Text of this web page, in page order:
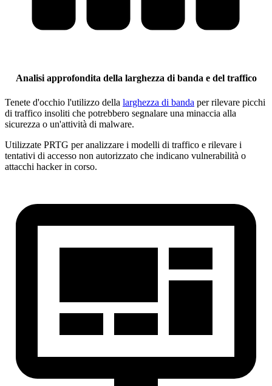
Analisi approfondita della larghezza di banda e del traffico
Tenete d'occhio l'utilizzo della larghezza di banda per rilevare picchi
di traffico insoliti che potrebbero segnalare una minaccia alla
sicurezza o un'attività di malware.
Utilizzate PRTG per analizzare i modelli di traffico e rilevare i
tentativi di accesso non autorizzato che indicano vulnerabilità o
attacchi hacker in corso.